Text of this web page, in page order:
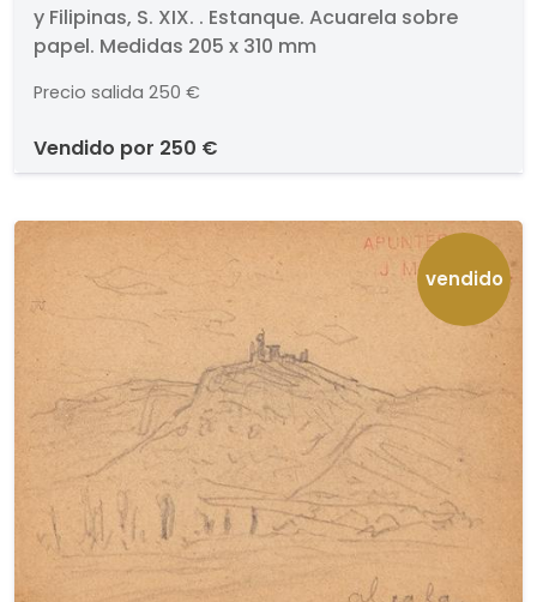
y Filipinas, S. XIX. . Estanque. Acuarela sobre
papel. Medidas 205 x 310 mm
Precio salida 250 €
vendido por 250 €
vendido